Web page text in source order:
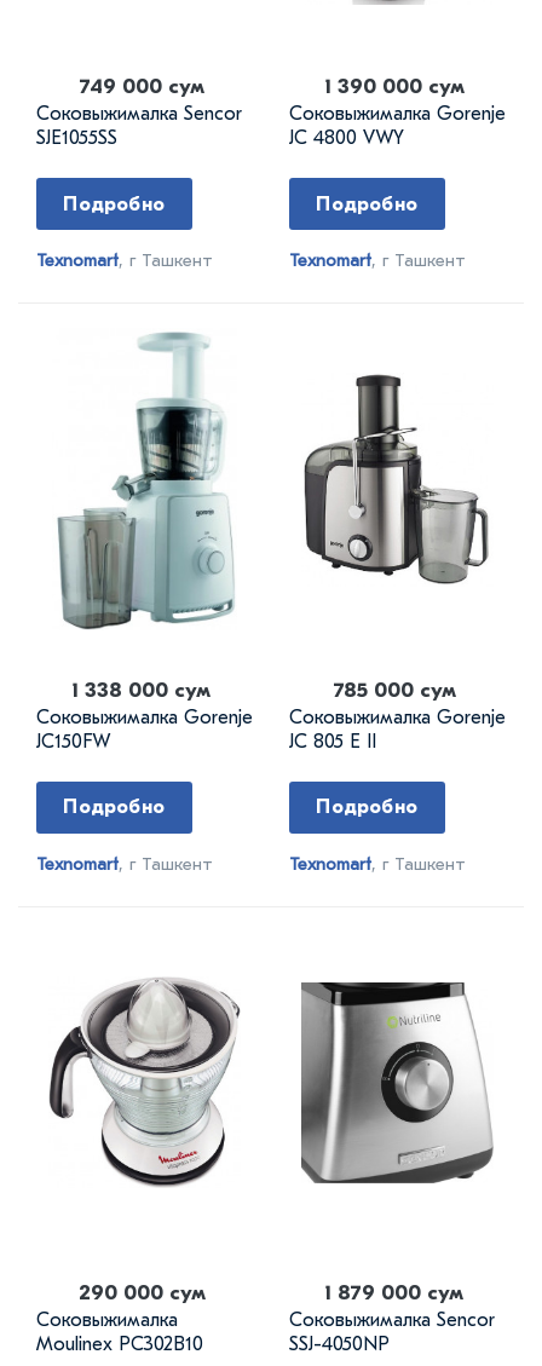
749 000 сум
Соковыжималка Sencor
SJE1055SS
Подробно
Texnomart, г Ташкент
1 390 000 сум
Соковыжималка Gorenje
JC 4800 VWY
Подробно
Texnomart, г Ташкент
1 338 000 сум
Соковыжималка Gorenje
JC150FW
Подробно
Texnomart, г Ташкент
785 000 сум
Соковыжималка Gorenje
JC 805 E II
Подробно
Texnomart, г Ташкент
290 000 сум
Соковыжималка
Moulinex PC302B10
1 879 000 сум
Соковыжималка Sencor
SSJ-4050NP